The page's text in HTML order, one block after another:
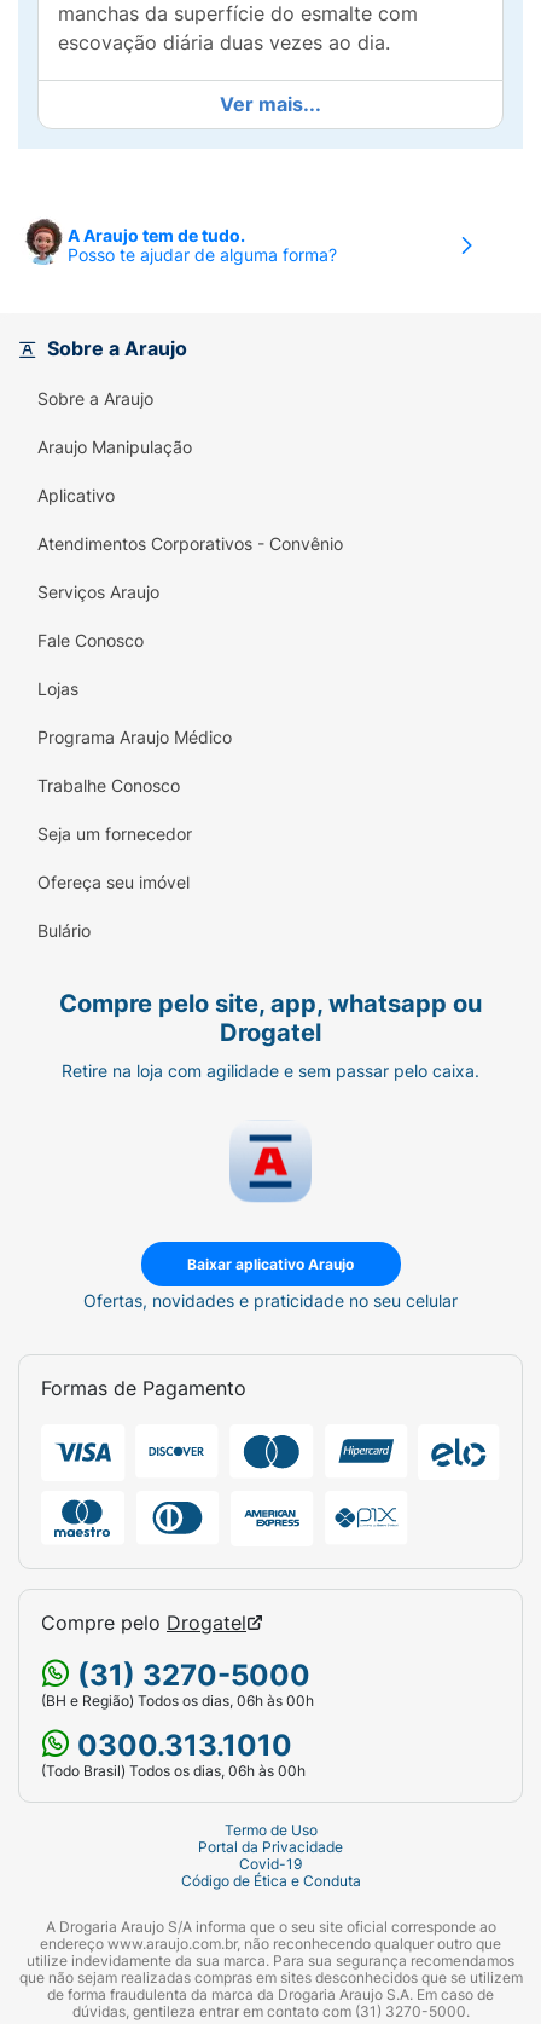
manchas da superfície do esmalte com
escovação diária duas vezes ao dia.
Ver mais...
A Araujo tem de tudo.
Posso te ajudar de alguma forma?
Sobre a Araujo
Sobre a Araujo
Araujo Manipulação
Aplicativo
Atendimentos Corporativos - Convênio
Serviços Araujo
Fale Conosco
Lojas
Programa Araujo Médico
Trabalhe Conosco
Seja um fornecedor
Ofereça seu imóvel
Bulário
Compre pelo site, app, whatsapp ou
Drogatel
Retire na loja com agilidade e sem passar pelo caixa.
Baixar aplicativo Araujo
Ofertas, novidades e praticidade no seu celular
Formas de Pagamento
Compre pelo Drogatel
(31) 3270-5000
(BH e Região) Todos os dias, 06h às 00h
0300.313.1010
(Todo Brasil) Todos os dias, 06h às 00h
Termo de Uso
Portal da Privacidade
Covid-19
Código de Ética e Conduta
A Drogaria Araujo S/A informa que o seu site oficial corresponde ao
endereço www.araujo.com.br, não reconhecendo qualquer outro que
utilize indevidamente da sua marca. Para sua segurança recomendamos
que não sejam realizadas compras em sites desconhecidos que se utilizem
de forma fraudulenta da marca da Drogaria Araujo S.A. Em caso de
dúvidas, gentileza entrar em contato com (31) 3270-5000.